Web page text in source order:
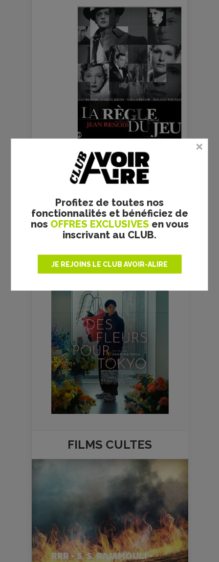
Profitez de toutes nos
fonctionnalités et bénéficiez de
nos OFFRES EXCLUSIVES en vous
inscrivant au CLUB.
JE REJOINS LE CLUB AVOIR-ALIRE
Plus de films
LE FILM DELA
SEMAINE
FILMS CULTES
RRR - S. S. RAJAMOULI -